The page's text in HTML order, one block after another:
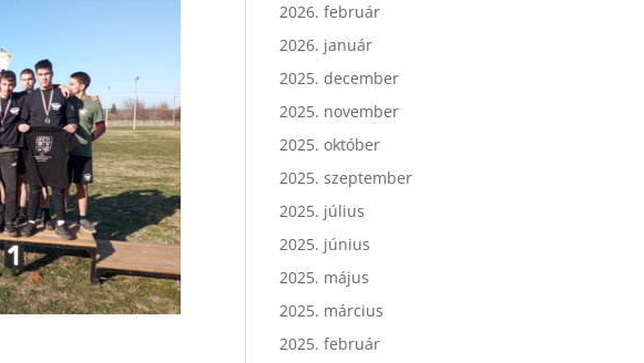
2026. február
2026. január
2025. december
2025. november
2025. október
2025. szeptember
2025. július
2025. június
2025. május
2025. március
2025. február